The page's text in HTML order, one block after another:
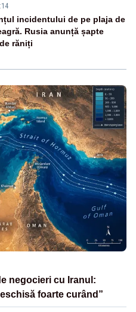
incidentului de pe plaja de
Rusia anunță șapte
răniți
negocieri cu Iranul:
foarte curând”